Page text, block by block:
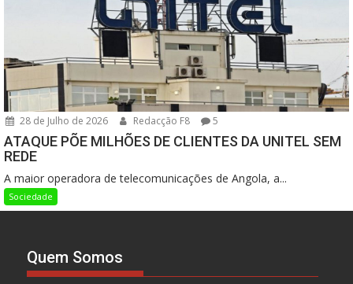
28 de Julho de 2026 Redacção F8 5
ATAQUE PÕE MILHÕES DE CLIENTES DA UNITEL SEM
REDE
A maior operadora de telecomunicações de Angola, a...
Sociedade
Quem Somos